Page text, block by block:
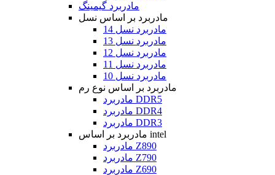
مادربرد گیمینگ
مادربرد بر اساس نسل
مادربرد نسل 14
مادربرد نسل 13
مادربرد نسل 12
مادربرد نسل 11
مادربرد نسل 10
مادربرد بر اساس نوع رم
مادربرد DDR5
مادربرد DDR4
مادربرد DDR3
مادربرد بر اساس intel
مادربرد Z890
مادربرد Z790
مادربرد Z690